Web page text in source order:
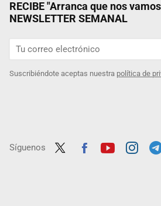
RECIBE "Arranca que nos
NEWSLETTER SEMANAL
Suscribiéndote aceptas nuestra política de
Síguenos